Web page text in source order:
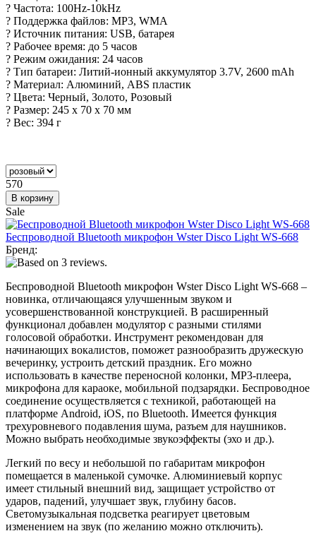
? Частота: 100Hz-10kHz
? Поддержка файлов: MP3, WMA
? Источник питания: USB, батарея
? Рабочее время: до 5 часов
? Режим ожидания: 24 часов
? Тип батареи: Литий-ионный аккумулятор 3.7V, 2600 mAh
? Материал: Алюминий, ABS пластик
? Цвета: Черный, Золото, Розовый
? Размер: 245 х 70 х 70 мм
? Вес: 394 г
570
Sale
Беспроводной Bluetooth микрофон Wster Disco Light WS-668
Бренд:
Беспроводной Bluetooth микрофон Wster Disco Light WS-668 –
новинка, отличающаяся улучшенным звуком и
усовершенствованной конструкцией. В расширенный
функционал добавлен модулятор с разными стилями
голосовой обработки. Инструмент рекомендован для
начинающих вокалистов, поможет разнообразить дружескую
вечеринку, устроить детский праздник. Его можно
использовать в качестве переносной колонки, MP3-плеера,
микрофона для караоке, мобильной подзарядки. Беспроводное
соединение осуществляется с техникой, работающей на
платформе Android, iOS, по Bluetooth. Имеется функция
трехуровневого подавления шума, разъем для наушников.
Можно выбрать необходимые звукоэффекты (эхо и др.).
Легкий по весу и небольшой по габаритам микрофон
помещается в маленькой сумочке. Алюминиевый корпус
имеет стильный внешний вид, защищает устройство от
ударов, падений, улучшает звук, глубину басов.
Светомузыкальная подсветка реагирует цветовым
изменением на звук (по желанию можно отключить).